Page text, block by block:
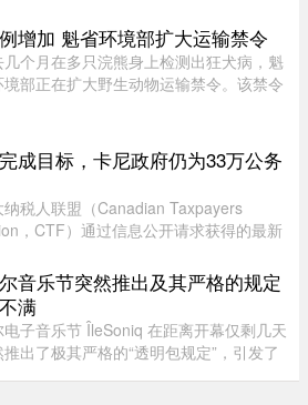
及投资的审查—— ...
增加 魁省环境部扩大运输禁令
几个月在多只浣熊身上检测出狂犬病，魁
部正在扩大野生动物运输禁令。该禁令
至 Centre-du- ...
成目标，卡尼政府仍为33万公务
税人联盟（Canadian Taxpayers
，CTF）通过信息公开请求获得的最新
示，2025 年有 78% 的联邦雇员获得了
而工资下降者还不到万分 ...
音乐节突然推出及其严格的规定
满
电子音乐节 ÎleSoniq 在距离开幕仅剩几天
出了极其严格的“透明包规定”，引发了